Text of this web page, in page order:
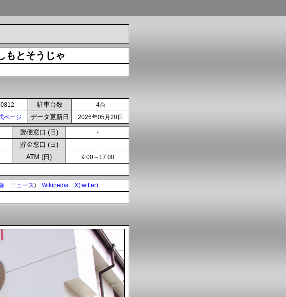
もとそうじゃ
駐車台数 4台
ページ データ更新日 2026年05月20日
郵便窓口 (日) -
貯金窓口 (日) -
ATM (日) 9:00～17:00
ニュース) Wikipedia X(twitter)